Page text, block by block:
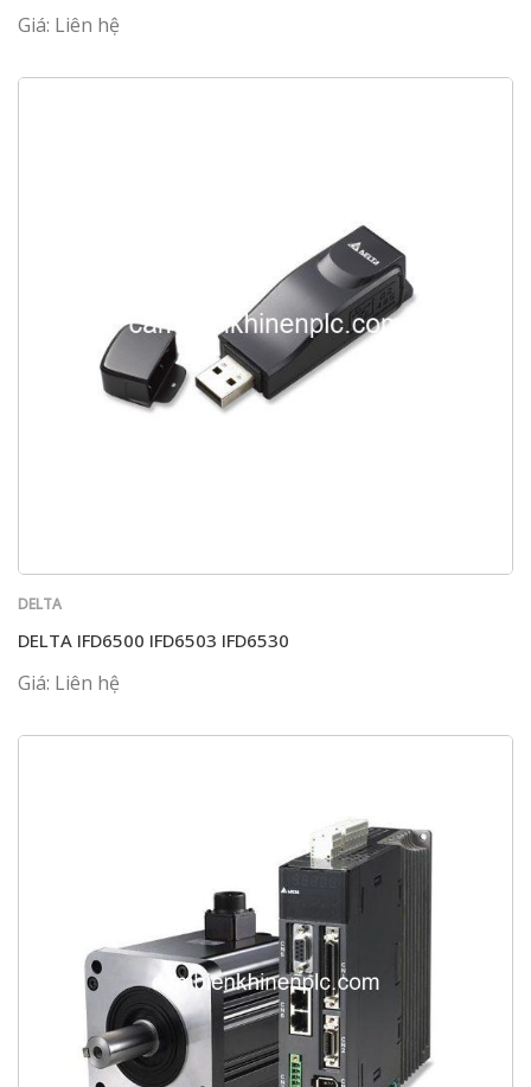
Giá: Liên hệ
DELTA
DELTA IFD6500 IFD6503 IFD6530
Giá: Liên hệ